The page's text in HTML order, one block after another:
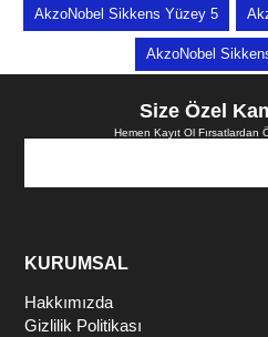
AkzoNobel Sikkens Yüzey 5
AkzoNobel
Size Özel
Hemen Kayıt Ol Fırsatlardan
KURUMSAL
Hakkımızda
Gizlilik Politikası